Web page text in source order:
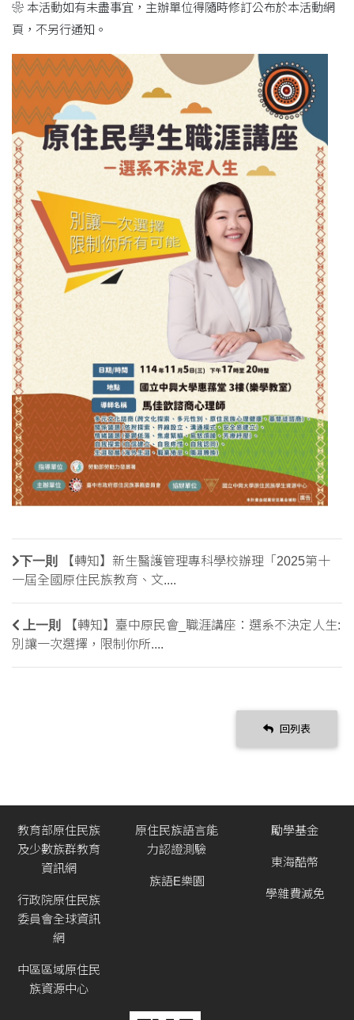
❀ 本活動如有未盡事宜，主辦單位得隨時修訂公布於本活動網
頁，不另行通知。
下一則
【轉知】新生醫護管理專科學校辦理「2025第十
一屆全國原住民族教育、文....
上一則
【轉知】臺中原民會_職涯講座：選系不決定人生:
別讓一次選擇，限制你所....
回列表
教育部原住民族
及少數族群教育
資訊網
行政院原住民族
委員會全球資訊
網
中區區域原住民
族資源中心
原住民族語言能
力認證測驗
族語E樂園
勵學基金
東海酷幣
學雜費減免